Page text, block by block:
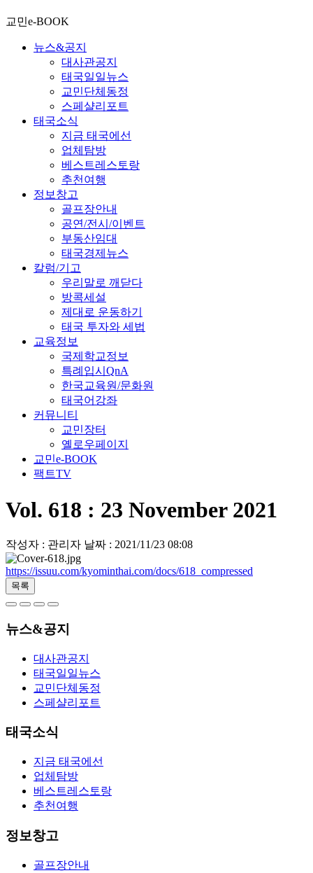
교민e-BOOK
뉴스&공지
대사관공지
태국일일뉴스
교민단체동정
스페샬리포트
태국소식
지금 태국에선
업체탐방
베스트레스토랑
추천여행
정보창고
골프장안내
공연/전시/이벤트
부동산임대
태국경제뉴스
칼럼/기고
우리말로 깨닫다
방콕세설
제대로 운동하기
태국 투자와 세법
교육정보
국제학교정보
특례입시QnA
한국교육원/문화원
태국어강좌
커뮤니티
교민장터
옐로우페이지
교민e-BOOK
팩트TV
Vol. 618 : 23 November 2021
작성자 : 관리자 날짜 : 2021/11/23 08:08
https://issuu.com/kyominthai.com/docs/618_compressed
목록
뉴스&공지
대사관공지
태국일일뉴스
교민단체동정
스페샬리포트
태국소식
지금 태국에선
업체탐방
베스트레스토랑
추천여행
정보창고
골프장안내